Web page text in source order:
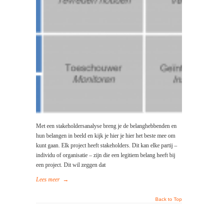
Met een stakeholdersanalyse breng je de belanghebbenden en
hun belangen in beeld en kijk je hier je hier het beste mee om
kunt gaan. Elk project heeft stakeholders. Dit kan elke partij –
individu of organisatie – zijn die een legitiem belang heeft bij
een project. Dit wil zeggen dat
Lees meer →
Back to Top